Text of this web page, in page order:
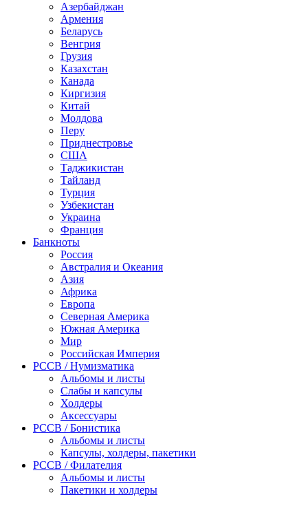
Азербайджан
Армения
Беларусь
Венгрия
Грузия
Казахстан
Канада
Киргизия
Китай
Молдова
Перу
Приднестровье
США
Таджикистан
Тайланд
Турция
Узбекистан
Украина
Франция
Банкноты
Россия
Австралия и Океания
Азия
Африка
Европа
Северная Америка
Южная Америка
Мир
Российская Империя
PCCB / Нумизматика
Альбомы и листы
Слабы и капсулы
Холдеры
Аксессуары
PCCB / Бонистика
Альбомы и листы
Капсулы, холдеры, пакетики
PCCB / Филателия
Альбомы и листы
Пакетики и холдеры